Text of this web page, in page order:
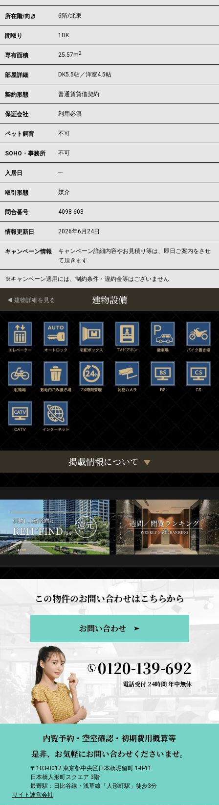
所在階/向き 6階/北東
間取り 1DK
専有面積 25.57m2
部屋詳細 DK5.5帖／洋室4.5帖
契約形態 普通賃貸借契約
保証会社 利用必須
ペット飼育 不可
SOHO・事務所 不可
入居日 ---
取引形態 媒介
問合番号 4098-603
情報更新日 2026年6月24日
キャンペーン情報
キャンペーン詳細内容やお見積り等は、即日ご案内をさせ
て頂きます
※キャンペーン適用には、制約条件・違約金等はございません
建物設備
建物詳細を見る
掲載情報について
この物件のお問い合わせはこちらから
お問い合わせ
0120-139-692
電話受付 24時間 年中無休
内覧予約・空室確認・初期費用概算等
是非、お気軽にお問い合わせくださいませ。
〒103-0012 東京都中央区日本橋堀留町 1-8-11
日本橋人形町スクエア 3階
最寄駅：日比谷線・浅草線「人形町駅」徒歩3分
サイト運営会社